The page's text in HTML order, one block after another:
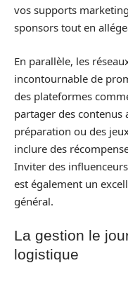
vos supports
sponsors tout en
En parallèle, les
incontournable de
des plateformes
partager des contenus
préparation ou des
inclure des
Inviter des
est également un
général.
La gestion le
logistique